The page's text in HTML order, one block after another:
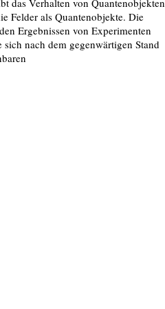
das Verhalten von Quantenobjekten
Felder als Quantenobjekte. Die
Ergebnissen von Experimenten
nach dem gegenwärtigen Stand